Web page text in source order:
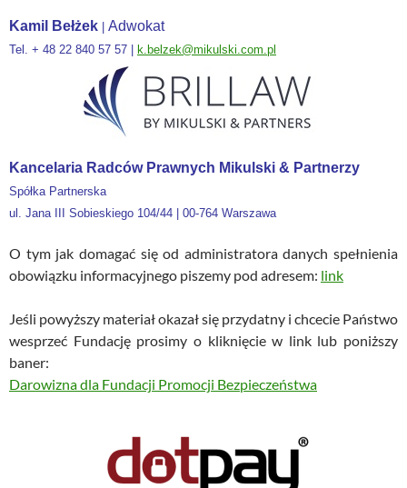
Kamil Bełżek Adwokat
Tel. + 48 22 840 57 57 k.belzek@mikulski.com.pl
Kancelaria Radców Prawnych Mikulski & Partnerzy
Spółka Partnerska
ul. Jana III Sobieskiego 104/44 | 00-764 Warszawa
O tym jak domagać się od administratora danych spełnienia
obowiązku informacyjnego piszemy pod adresem: link
Jeśli powyższy materiał okazał się przydatny i chcecie Państwo
wesprzeć Fundację prosimy o kliknięcie w link lub poniższy
baner:
Darowizna dla Fundacji Promocji Bezpieczeństwa